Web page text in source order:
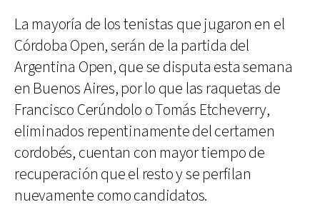
La mayoría de los tenistas que jugaron en el
Córdoba Open, serán de la partida del
Argentina Open, que se disputa esta semana
en Buenos Aires, por lo que las raquetas de
Francisco Cerúndolo o Tomás Etcheverry,
eliminados repentinamente del certamen
cordobés, cuentan con mayor tiempo de
recuperación que el resto y se perfilan
nuevamente como candidatos.